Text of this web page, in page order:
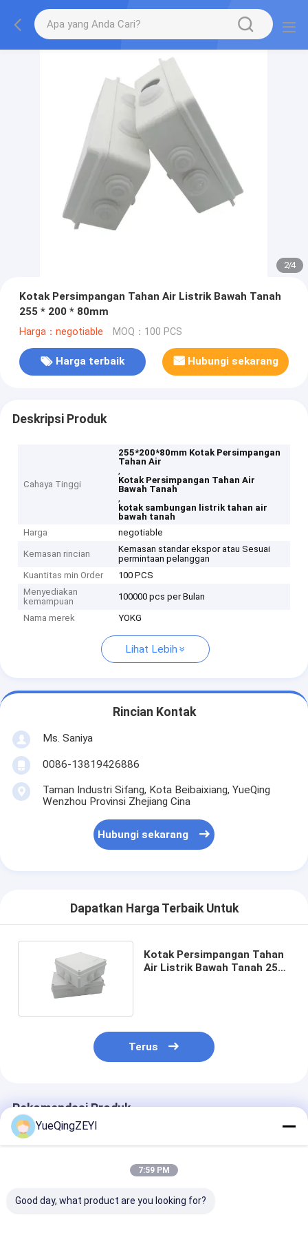
2/4
Kotak Persimpangan Tahan Air Listrik Bawah Tanah
255 * 200 * 80mm
Harga：negotiable MOQ：100 PCS
Harga terbaik Hubungi sekarang
Deskripsi Produk
Cahaya Tinggi
255*200*80mm Kotak Persimpangan
Tahan Air
,
Kotak Persimpangan Tahan Air
Bawah Tanah
,
kotak sambungan listrik tahan air
bawah tanah
Harga
negotiable
Kemasan rincian
Kemasan standar ekspor atau Sesuai
permintaan pelanggan
Kuantitas min Order
100 PCS
Menyediakan
kemampuan
100000 pcs per Bulan
Nama merek YOKG
Lihat Lebih
Rincian Kontak
Ms. Saniya
0086-13819426886
Taman Industri Sifang, Kota Beibaixiang, YueQing
Wenzhou Provinsi Zhejiang Cina
Hubungi sekarang
Dapatkan Harga Terbaik Untuk
Kotak Persimpangan Tahan
Air Listrik Bawah Tanah 255
Terus
Rekomendasi Produk
YueQingZEYI
7:59 PM
Good day, what product are you looking for?